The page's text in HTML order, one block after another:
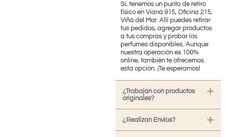
Sí, tenemos un punto de retiro
físico en Viana 915, Oficina 215,
Viña del Mar. Allí puedes retirar
tus pedidos, agregar productos
a tus compras y probar los
perfumes disponibles. Aunque
nuestra operación es 100%
online, también te ofrecemos
esta opción. ¡Te esperamos!
¿Trabajan con productos
originales?
¿Realizan Envíos?